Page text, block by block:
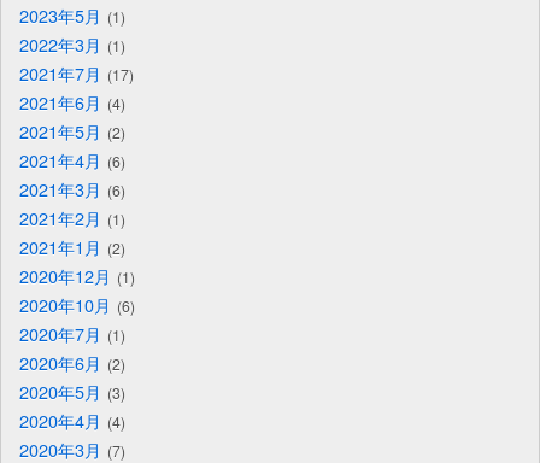
2023年5月 1
2022年3月 1
2021年7月 17
2021年6月 4
2021年5月 2
2021年4月 6
2021年3月 6
2021年2月 1
2021年1月 2
2020年12月 1
2020年10月 6
2020年7月 1
2020年6月 2
2020年5月 3
2020年4月 4
2020年3月 7